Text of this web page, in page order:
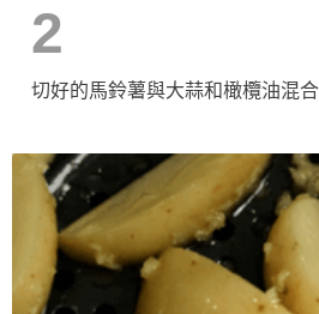
2
切好的馬鈴薯與大蒜和橄欖油混合